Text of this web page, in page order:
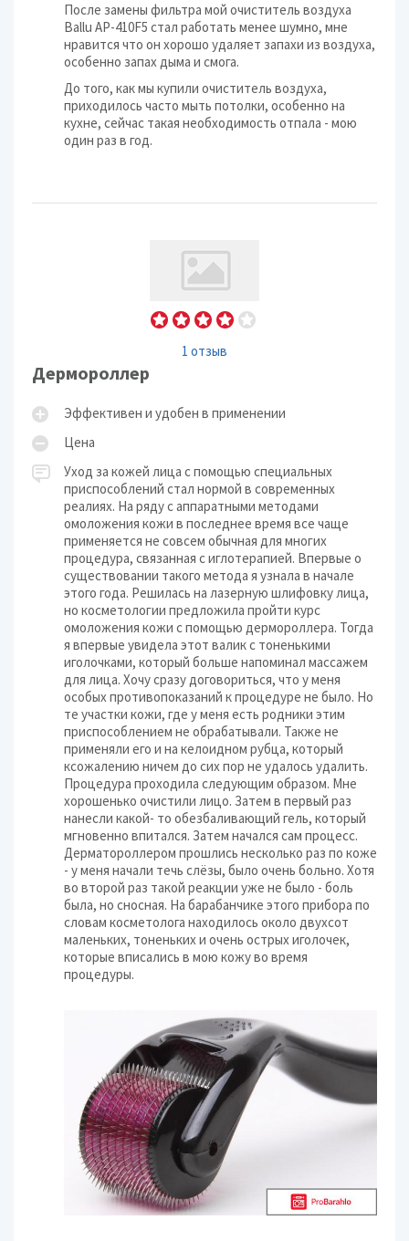
После замены фильтра мой очиститель воздуха
Ballu AP-410F5 стал работать менее шумно, мне
нравится что он хорошо удаляет запахи из воздуха,
особенно запах дыма и смога.
До того, как мы купили очиститель воздуха,
приходилось часто мыть потолки, особенно на
кухне, сейчас такая необходимость отпала - мою
один раз в год.
1 отзыв
Дермороллер
Эффективен и удобен в применении
Цена
Уход за кожей лица с помощью специальных
приспособлений стал нормой в современных
реалиях. На ряду с аппаратными методами
омоложения кожи в последнее время все чаще
применяется не совсем обычная для многих
процедура, связанная с иглотерапией. Впервые о
существовании такого метода я узнала в начале
этого года. Решилась на лазерную шлифовку лица,
но косметологии предложила пройти курс
омоложения кожи с помощью дермороллера. Тогда
я впервые увидела этот валик с тоненькими
иголочками, который больше напоминал массажем
для лица. Хочу сразу договориться, что у меня
особых противопоказаний к процедуре не было. Но
те участки кожи, где у меня есть родники этим
приспособлением не обрабатывали. Также не
применяли его и на келоидном рубца, который
ксожалению ничем до сих пор не удалось удалить.
Процедура проходила следующим образом. Мне
хорошенько очистили лицо. Затем в первый раз
нанесли какой- то обезбаливающий гель, который
мгновенно впитался. Затем начался сам процесс.
Дерматороллером прошлись несколько раз по коже
- у меня начали течь слёзы, было очень больно. Хотя
во второй раз такой реакции уже не было - боль
была, но сносная. На барабанчике этого прибора по
словам косметолога находилось около двухсот
маленьких, тоненьких и очень острых иголочек,
которые вписались в мою кожу во время
процедуры.